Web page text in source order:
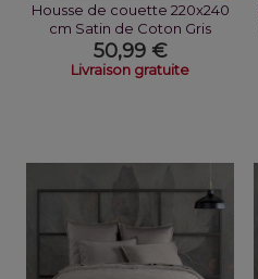
Housse de couette 220x240
cm Satin de Coton Gris
50,99 €
Livraison gratuite